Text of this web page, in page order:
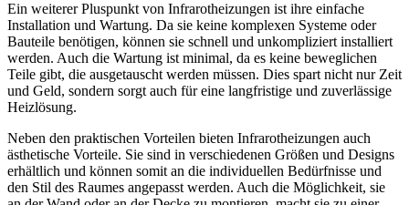
Ein weiterer Pluspunkt von Infrarotheizungen ist ihre einfache
Installation und Wartung. Da sie keine komplexen Systeme oder
Bauteile benötigen, können sie schnell und unkompliziert installiert
werden. Auch die Wartung ist minimal, da es keine beweglichen
Teile gibt, die ausgetauscht werden müssen. Dies spart nicht nur Zeit
und Geld, sondern sorgt auch für eine langfristige und zuverlässige
Heizlösung.
Neben den praktischen Vorteilen bieten Infrarotheizungen auch
ästhetische Vorteile. Sie sind in verschiedenen Größen und Designs
erhältlich und können somit an die individuellen Bedürfnisse und
den Stil des Raumes angepasst werden. Auch die Möglichkeit, sie